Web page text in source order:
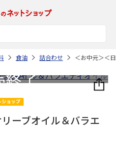
食油 詰合わせ ＜お中元＞＜
ーブオイル＆バラエ